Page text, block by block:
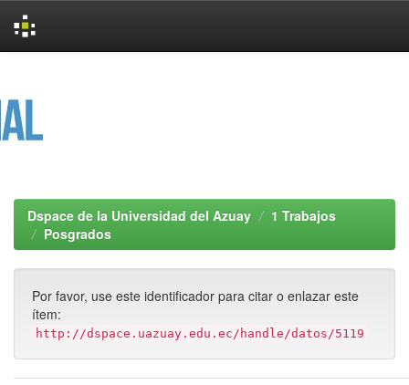
Dspace de la Universidad del Azuay
1 Trabajos
Posgrados
Por favor, use este identificador para citar o enlazar este
ítem:
http://dspace.uazuay.edu.ec/handle/datos/5119